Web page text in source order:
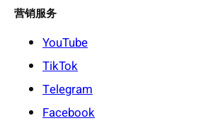
营销服务
YouTube
TikTok
Telegram
Facebook